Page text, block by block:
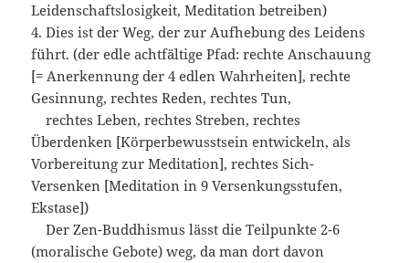
Leidenschaftslosigkeit, Meditation betreiben)
4. Dies ist der Weg, der zur Aufhebung des Leidens
führt. (der edle achtfältige Pfad: rechte Anschauung
[= Anerkennung der 4 edlen Wahrheiten], rechte
Gesinnung, rechtes Reden, rechtes Tun,
rechtes Leben, rechtes Streben, rechtes
Überdenken [Körperbewusstsein entwickeln, als
Vorbereitung zur Meditation], rechtes Sich-
Versenken [Meditation in 9 Versenkungsstufen,
Ekstase])
Der Zen-Buddhismus lässt die Teilpunkte 2-6
(moralische Gebote) weg, da man dort davon